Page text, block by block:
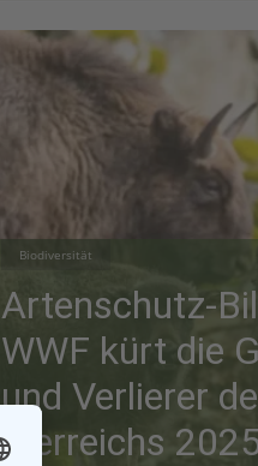
Biodiversität
Artenschutz-
WWF kürt die
und Verlierer
Tierreichs